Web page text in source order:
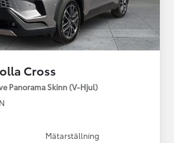
Cross
Panorama Skinn (V-Hjul)
Mätarställning